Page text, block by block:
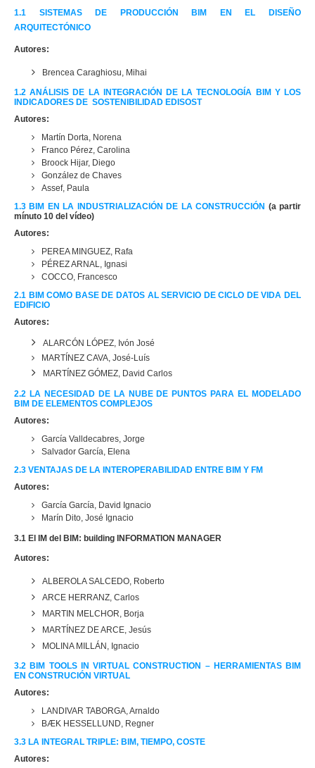
1.1 SISTEMAS DE PRODUCCIÓN BIM EN EL DISEÑO
ARQUITECTÓNICO
Autores:
Brencea Caraghiosu, Mihai
1.2 ANÁLISIS DE LA INTEGRACIÓN DE LA TECNOLOGÍA BIM Y LOS
INDICADORES DE SOSTENIBILIDAD EDISOST
Autores:
Martín Dorta, Norena
Franco Pérez, Carolina
Broock Hijar, Diego
González de Chaves
Assef, Paula
1.3 BIM EN LA INDUSTRIALIZACIÓN DE LA CONSTRUCCIÓN (a partir
mínuto 10 del vídeo)
Autores:
PEREA MINGUEZ, Rafa
PÉREZ ARNAL, Ignasi
COCCO, Francesco
2.1 BIM COMO BASE DE DATOS AL SERVICIO DE CICLO DE VIDA DEL
EDIFICIO
Autores:
ALARCÓN LÓPEZ, Ivón José
MARTÍNEZ CAVA, José-Luís
MARTÍNEZ GÓMEZ, David Carlos
2.2 LA NECESIDAD DE LA NUBE DE PUNTOS PARA EL MODELADO
BIM DE ELEMENTOS COMPLEJOS
Autores:
García Valldecabres, Jorge
Salvador García, Elena
2.3 VENTAJAS DE LA INTEROPERABILIDAD ENTRE BIM Y FM
Autores:
García García, David Ignacio
Marín Dito, José Ignacio
3.1 El IM del BIM: building INFORMATION MANAGER
Autores:
ALBEROLA SALCEDO, Roberto
ARCE HERRANZ, Carlos
MARTIN MELCHOR, Borja
MARTÍNEZ DE ARCE, Jesús
MOLINA MILLÁN, Ignacio
3.2 BIM TOOLS IN VIRTUAL CONSTRUCTION – HERRAMIENTAS BIM
EN CONSTRUCIÓN VIRTUAL
Autores:
LANDIVAR TABORGA, Arnaldo
BÆK HESSELLUND, Regner
3.3 LA INTEGRAL TRIPLE: BIM, TIEMPO, COSTE
Autores: